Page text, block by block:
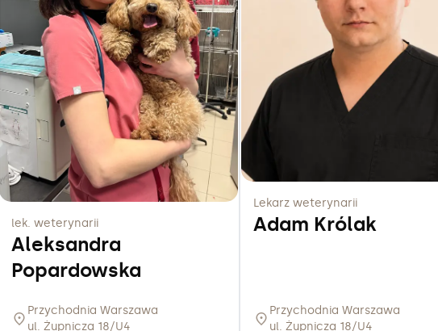
lek. weterynarii
Aleksandra
Popardowska
Przychodnia Warszawa
ul. Żupnicza 18/U4
Lekarz weterynarii
Adam Królak
Przychodnia Warszawa
ul. Żupnicza 18/U4